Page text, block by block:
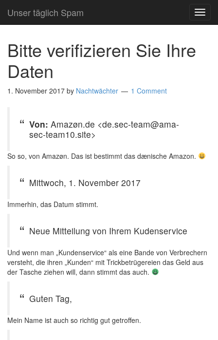
Unser täglich Spam
Bitte verifizieren Sie Ihre
Daten
1. November 2017 by Nachtwächter 1 Comment
Von: Amazøn.de <de.sec-team@ama-
sec-team10.site>
So so, von Amazøn. Das ist bestimmt das dænische Amazon.
Mittwoch, 1. November 2017
Immerhin, das Datum stimmt.
Neue Mitteilung von Ihrem Kudenservice
Und wenn man „Kundenservice“ als eine Bande von Verbrechern
versteht, die ihren „Kunden“ mit Trickbetrügereien das Geld aus
der Tasche ziehen will, dann stimmt das auch.
Guten Tag,
Mein Name ist auch so richtig gut getroffen.